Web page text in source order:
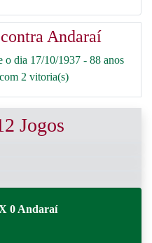
Andaraí
o dia 17/10/1937 - 88 anos
2 vitoria(s)
Jogos
0 Andaraí